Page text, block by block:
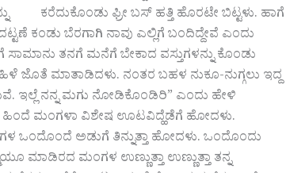
ಕರೆದುಕೊಂಡು ಫ್ರೀ ಬಸ್ ಹತ್ತಿ ಹೊರಟೇ ಬಿಟ್ಟಳು. ಹಾಗೆ
ಕಂಡು ಬೆರಗಾಗಿ ನಾವು ಎಲ್ಲಿಗೆ ಬಂದಿದ್ದೇವೆ ಎಂದು
ತನಗೆ ಮನೆಗೆ ಬೇಕಾದ ವಸ್ತುಗಳನ್ನು ಕೊಂಡು
ಜೊತೆ ಮಾತಾಡಿದಳು. ನಂತರ ಬಹಳ ನುಕೂ-ನುಗ್ಗಲು ಇದ್ದ
ಇಲ್ಲೆ ನನ್ನ ಮಗು ನೋಡಿಕೊಂಡಿರಿ” ಎಂದು ಹೇಳಿ
ಹಿಂದೆ ಮಂಗಳಾ ವಿಶೇಷ ಊಟವಿದ್ಹೆಡೆಗೆ ಹೋದಳು.
ಅಡುಗೆ ತಿನ್ನುತ್ತಾ ಹೋದಳು. ಒಂದೊಂದು
ಮಂಗಳ ಉಣ್ಣುತ್ತಾ ಉಣ್ಣುತ್ತಾ ತನ್ನ